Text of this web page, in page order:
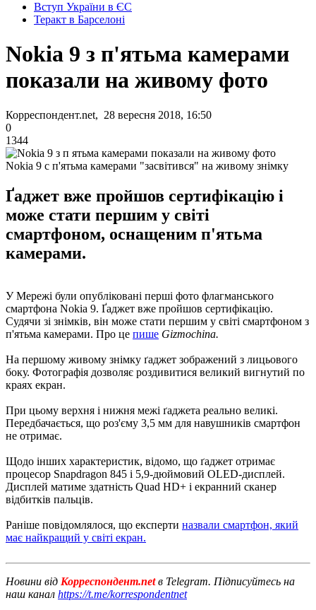
Вступ України в ЄС
Теракт в Барселоні
Nokia 9 з п'ятьма камерами
показали на живому фото
Корреспондент.net, 28 вересня 2018, 16:50
0
1344
Nokia 9 c п'ятьма камерами "засвітився" на живому знімку
Ґаджет вже пройшов сертифікацію і
може стати першим у світі
смартфоном, оснащеним п'ятьма
камерами.
У Мережі були опубліковані перші фото флагманського
смартфона Nokia 9. Ґаджет вже пройшов сертифікацію.
Судячи зі знімків, він може стати першим у світі смартфоном з
п'ятьма камерами. Про це пише Gizmochina.
На першому живому знімку ґаджет зображений з лицьового
боку. Фотографія дозволяє роздивитися великий вигнутий по
краях екран.
При цьому верхня і нижня межі ґаджета реально великі.
Передбачається, що роз'єму 3,5 мм для навушників смартфон
не отримає.
Щодо інших характеристик, відомо, що ґаджет отримає
процесор Snapdragon 845 і 5,9-дюймовий OLED-дисплей.
Дисплей матиме здатність Quad HD+ і екранний сканер
відбитків пальців.
Раніше повідомлялося, що експерти назвали смартфон, який
має найкращий у світі екран.
Новини від Корреспондент.netв Telegram. Підписуйтесь на
наш канал https://t.me/korrespondentnet